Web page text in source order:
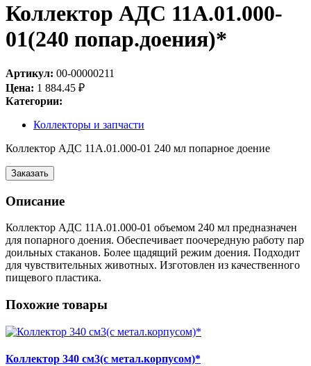
Коллектор АДС 11А.01.000-
01(240 попар.доения)*
Артикул: 00-00000211
Цена: 1 884.45 ₽
Категории:
Коллекторы и запчасти
Коллектор АДС 11А.01.000-01 240 мл попарное доение
Заказать
Описание
Коллектор АДС 11А.01.000-01 объемом 240 мл предназначен
для попарного доения. Обеспечивает поочередную работу пар
доильных стаканов. Более щадящий режим доения. Подходит
для чувствительных животных. Изготовлен из качественного
пищевого пластика.
Похожие товары
Коллектор 340 см3(с метал.корпусом)*